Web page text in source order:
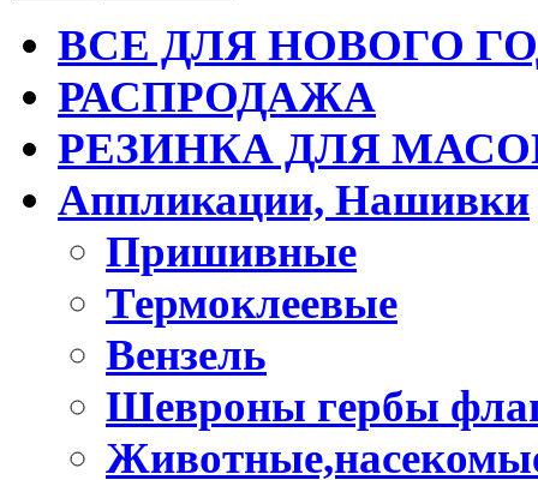
ВСЕ ДЛЯ НОВОГО
РАСПРОДАЖА
РЕЗИНКА ДЛЯ
Аппликации, Нашивки
Пришивные
Термоклеевые
Вензель
Шевроны гербы